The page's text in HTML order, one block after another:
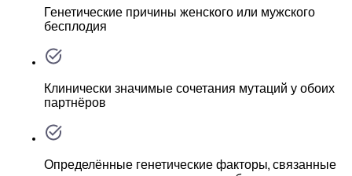
Генетические причины женского или мужского
бесплодия
Клинически значимые сочетания мутаций у обоих
партнёров
Определённые генетические факторы, связанные